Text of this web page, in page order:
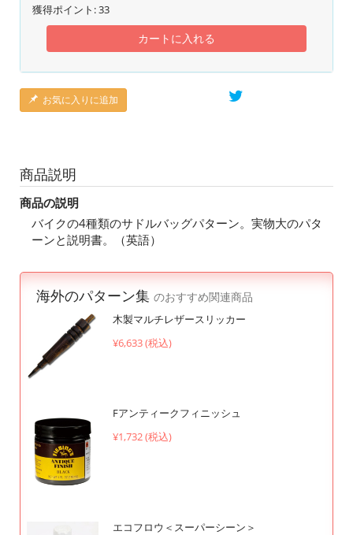
獲得ポイント:33
カートに入れる
お気に入りに追加
商品説明
商品の説明
バイクの4種類のサドルバッグパターン。実物大のパタ
ーンと説明書。（英語）
海外のパターン集 のおすすめ関連商品
木製マルチレザースリッカー
¥6,633 (税込)
Fアンティークフィニッシュ
¥1,732 (税込)
エコフロウ＜スーパーシーン＞